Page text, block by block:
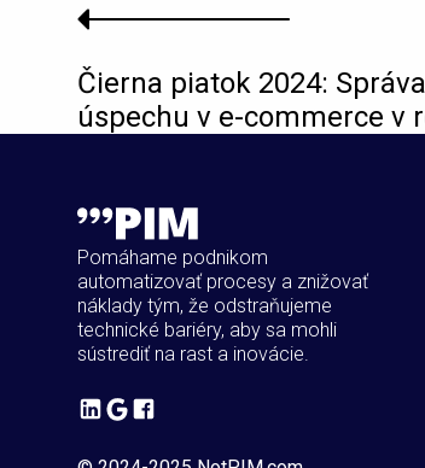
Čierna piatok 2024:
úspechu v e-commerce v
Pomáhame podnikom
automatizovať procesy a znižovať
náklady tým, že odstraňujeme
technické bariéry, aby sa mohli
sústrediť na rast a inovácie.